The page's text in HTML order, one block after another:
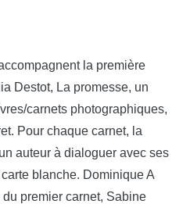
la première
Destot, La promesse, un
carnets photographiques,
Pour chaque carnet, la
auteur à dialoguer avec ses
blanche. Dominique A
du premier carnet, Sabine